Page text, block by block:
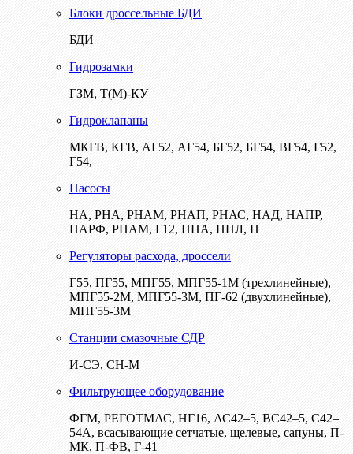
Блоки дроссельные БДИ
БДИ
Гидрозамки
ГЗМ, Т(М)-КУ
Гидроклапаны
МКГВ, КГВ, АГ52, АГ54, БГ52, БГ54, ВГ54, Г52,
Г54,
Насосы
НА, РНА, РНАМ, РНАП, РНАС, НАД, НАПР,
НАРФ, РНАМ, Г12, НПА, НПЛ, П
Регуляторы расхода, дроссели
Г55, ПГ55, МПГ55, МПГ55-1М (трехлинейные),
МПГ55-2М, МПГ55-3М, ПГ-62 (двухлинейные),
МПГ55-3М
Станции смазочные СДР
И-СЭ, СН-М
Фильтрующее оборудование
ФГМ, РЕГОТМАС, НГ16, АС42–5, ВС42–5, С42–
54А, всасывающие сетчатые, щелевые, сапуны, П-
МК, П-ФВ, Г-41